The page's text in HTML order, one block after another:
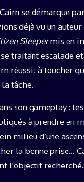
se démarque
déjà vu un
Sleepermis en
traitant escalade
réussit à toucher
tâche.
son gameplay :
à prendre en
milieu d’une
la bonne prise…
l'objectif recherché.